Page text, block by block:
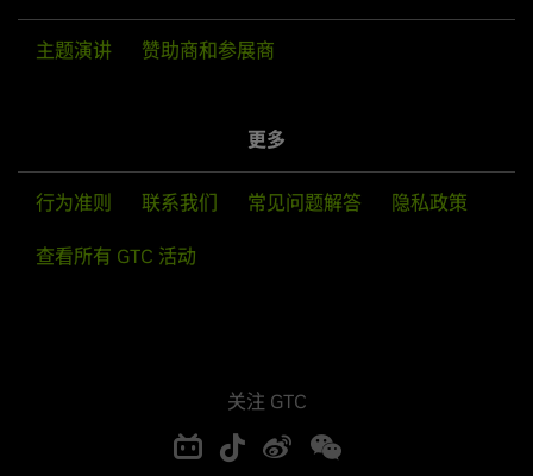
主题演讲 赞助商和参展商
更多
行为准则 联系我们 常见问题解答 隐私政策
查看所有 GTC 活动
关注 GTC